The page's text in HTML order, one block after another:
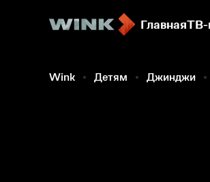
ГлавнаяТВ-
Wink Детям Джинджи